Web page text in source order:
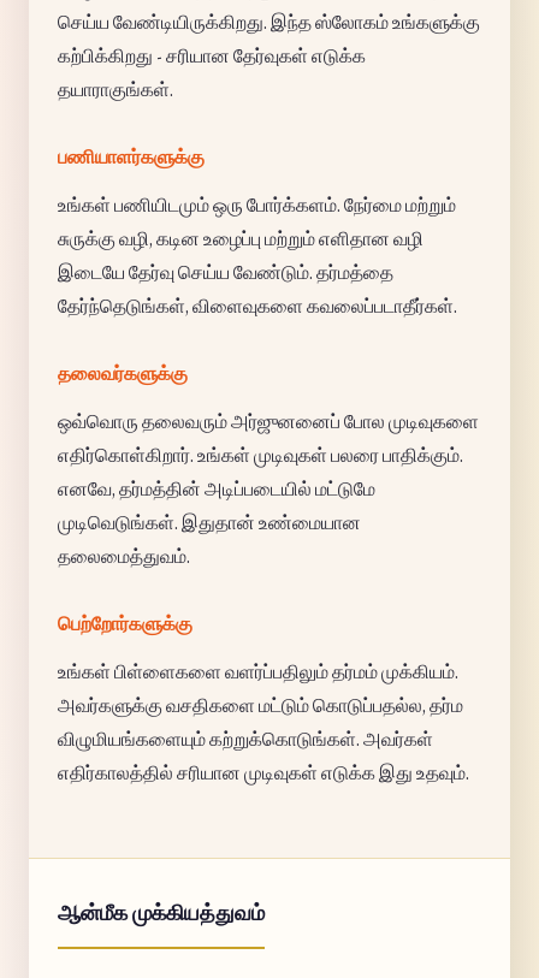
செய்ய வேண்டியிருக்கிறது. இந்த ஸ்லோகம் உங்களுக்கு
கற்பிக்கிறது - சரியான தேர்வுகள் எடுக்க
தயாராகுங்கள்.
பணியாளர்களுக்கு
உங்கள் பணியிடமும் ஒரு போர்க்களம். நேர்மை மற்றும்
சுருக்கு வழி, கடின உழைப்பு மற்றும் எளிதான வழி
இடையே தேர்வு செய்ய வேண்டும். தர்மத்தை
தேர்ந்தெடுங்கள், விளைவுகளை கவலைப்படாதீர்கள்.
தலைவர்களுக்கு
ஒவ்வொரு தலைவரும் அர்ஜுனனைப் போல முடிவுகளை
எதிர்கொள்கிறார். உங்கள் முடிவுகள் பலரை பாதிக்கும்.
எனவே, தர்மத்தின் அடிப்படையில் மட்டுமே
முடிவெடுங்கள். இதுதான் உண்மையான
தலைமைத்துவம்.
பெற்றோர்களுக்கு
உங்கள் பிள்ளைகளை வளர்ப்பதிலும் தர்மம் முக்கியம்.
அவர்களுக்கு வசதிகளை மட்டும் கொடுப்பதல்ல, தர்ம
விழுமியங்களையும் கற்றுக்கொடுங்கள். அவர்கள்
எதிர்காலத்தில் சரியான முடிவுகள் எடுக்க இது உதவும்.
ஆன்மீக முக்கியத்துவம்